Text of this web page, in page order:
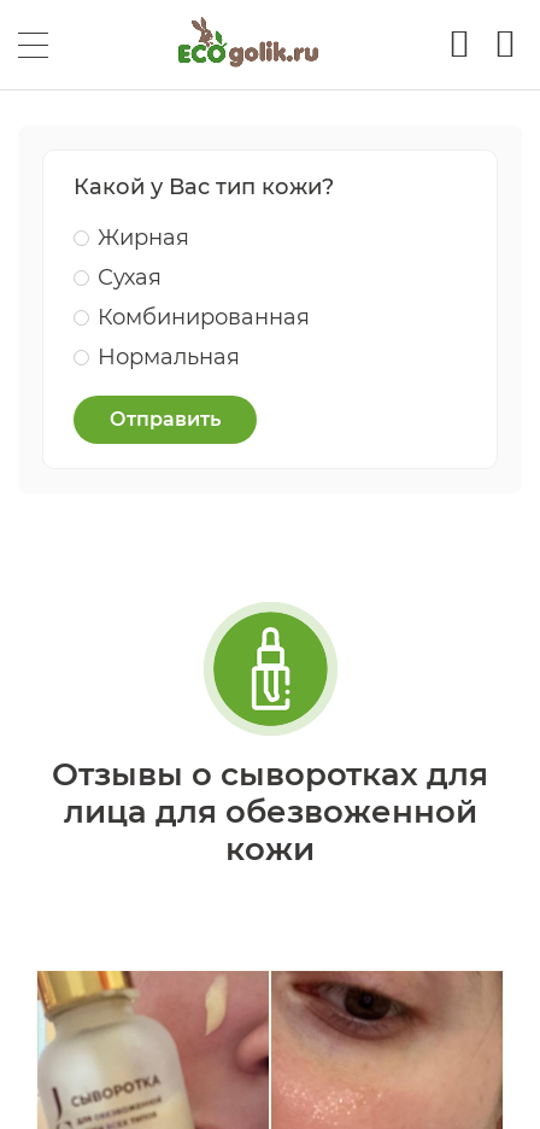
Какой у Вас тип кожи?
Жирная
Сухая
Комбинированная
Нормальная
Отправить
Отзывы о сыворотках для
лица для обезвоженной
кожи